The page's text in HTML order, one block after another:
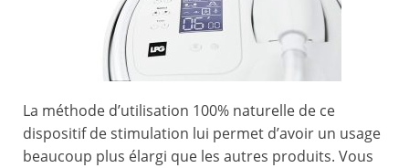
La méthode d’utilisation 100% naturelle de ce
dispositif de stimulation lui permet d’avoir un usage
beaucoup plus élargi que les autres produits. Vous